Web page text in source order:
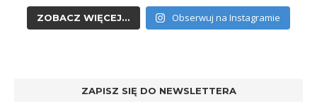
ZOBACZ WIĘCEJ... Obserwuj na Instagramie
ZAPISZ SIĘ DO NEWSLETTERA